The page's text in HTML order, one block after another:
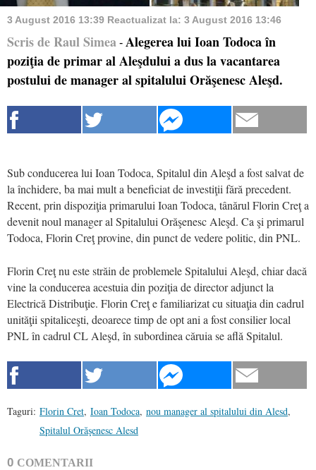
3 August 2016 13:39 Reactualizat la: 3 August 2016 13:46
Scris de Raul Simea - Alegerea lui Ioan Todoca în
poziţia de primar al Aleşdului a dus la vacantarea
postului de manager al spitalului Orăşenesc Aleşd.
Sub conducerea lui Ioan Todoca, Spitalul din Aleşd a fost salvat de
la închidere, ba mai mult a beneficiat de investiţii fără precedent.
Recent, prin dispoziţia primarului Ioan Todoca, tânărul Florin Creţ a
devenit noul manager al Spitalului Orăşenesc Aleşd. Ca şi primarul
Todoca, Florin Creţ provine, din punct de vedere politic, din PNL.
Florin Creţ nu este străin de problemele Spitalului Aleşd, chiar dacă
vine la conducerea acestuia din poziţia de director adjunct la
Electrică Distribuţie. Florin Creţ e familiarizat cu situaţia din cadrul
unităţii spitaliceşti, deoarece timp de opt ani a fost consilier local
PNL în cadrul CL Aleşd, în subordinea căruia se află Spitalul.
Taguri: Florin Cret, Ioan Todoca, nou manager al spitalului din Alesd,
Spitalul Orăşenesc Alesd
0 COMENTARII